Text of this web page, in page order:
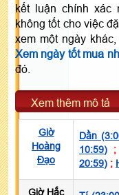
kết luận chính xác
không tốt cho việc
xem một ngày
Xem ngày tốt mua
đó.
Xem thêm mô tả
Giờ
Hoàng
Đạo
Dần
10:59) ;
20:59) ;
Giờ Hắc